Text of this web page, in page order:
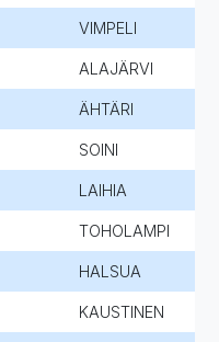
VIMPELI
ALAJÄRVI
ÄHTÄRI
SOINI
LAIHIA
TOHOLAMPI
HALSUA
KAUSTINEN